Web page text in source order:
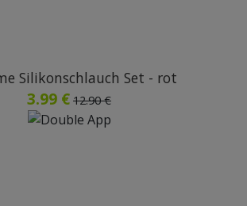
Silikonschlauch Set - rot
3.99 € 12.90 €